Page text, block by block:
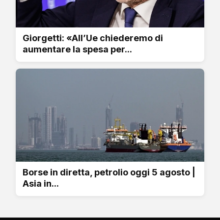
Giorgetti: «All’Ue chiederemo di
aumentare la spesa per...
Borse in diretta, petrolio oggi 5 agosto |
Asia in...